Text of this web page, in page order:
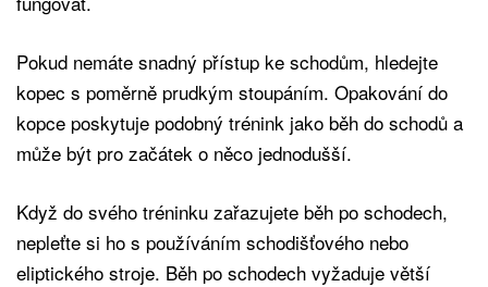
Pokud nemáte snadný přístup ke schodům, hledejte
kopec s poměrně prudkým stoupáním. Opakování do
kopce poskytuje podobný trénink jako běh do schodů a
může být pro začátek o něco jednodušší.
Když do svého tréninku zařazujete běh po schodech,
nepleťte si ho s používáním schodišťového nebo
eliptického stroje. Běh po schodech vyžaduje větší